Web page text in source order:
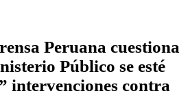
Peruana cuestiona
Público se esté
intervenciones contra